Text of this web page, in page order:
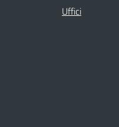
Uffici